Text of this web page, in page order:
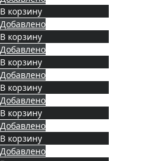
В корзину
Добавлено
В корзину
Добавлено
В корзину
Добавлено
В корзину
Добавлено
В корзину
Добавлено
В корзину
Добавлено